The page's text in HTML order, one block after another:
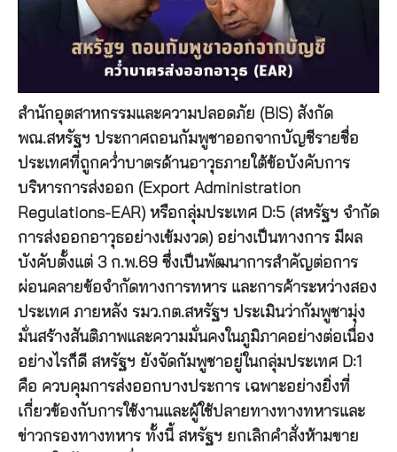
สำนักอุตสาหกรรมและความปลอดภัย (BIS) สังกัด
พณ.สหรัฐฯ ประกาศถอนกัมพูชาออกจากบัญชีรายชื่อ
ประเทศที่ถูกคว่ำบาตรด้านอาวุธภายใต้ข้อบังคับการ
บริหารการส่งออก (Export Administration
Regulations-EAR) หรือกลุ่มประเทศ D:5 (สหรัฐฯ จำกัด
การส่งออกอาวุธอย่างเข้มงวด) อย่างเป็นทางการ มีผล
บังคับตั้งแต่ 3 ก.พ.69 ซึ่งเป็นพัฒนาการสำคัญต่อการ
ผ่อนคลายข้อจำกัดทางการทหาร และการค้าระหว่างสอง
ประเทศ ภายหลัง รมว.กต.สหรัฐฯ ประเมินว่ากัมพูชามุ่ง
มั่นสร้างสันติภาพและความมั่นคงในภูมิภาคอย่างต่อเนื่อง
อย่างไรก็ดี สหรัฐฯ ยังจัดกัมพูชาอยู่ในกลุ่มประเทศ D:1
คือ ควบคุมการส่งออกบางประการ เฉพาะอย่างยิ่งที่
เกี่ยวข้องกับการใช้งานและผู้ใช้ปลายทางทางทหารและ
ข่าวกรองทางทหาร ทั้งนี้ สหรัฐฯ ยกเลิกคำสั่งห้ามขาย